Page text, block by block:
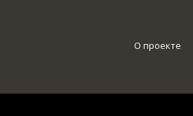
О проекте